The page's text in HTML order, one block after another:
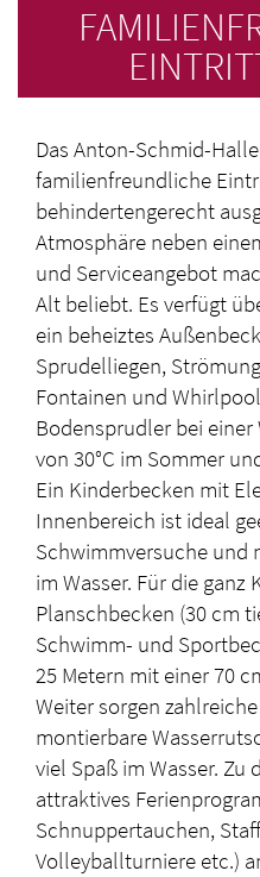
Das Anton-Schmid-
familienfreundliche
behindertengerecht
Atmosphäre neben
und Serviceangebot
Alt beliebt. Es verfügt
ein beheiztes
Sprudelliegen,
Fontainen und
Bodensprudler bei
von 30°C im Sommer
Ein Kinderbecken mit
Innenbereich ist ideal
Schwimmversuche und
im Wasser. Für die ganz
Planschbecken (30 cm
Schwimm- und
25 Metern mit einer 70
Weiter sorgen
montierbare
viel Spaß im Wasser. Zu
attraktives
Schnuppertauchen,
Volleyballturniere etc.)